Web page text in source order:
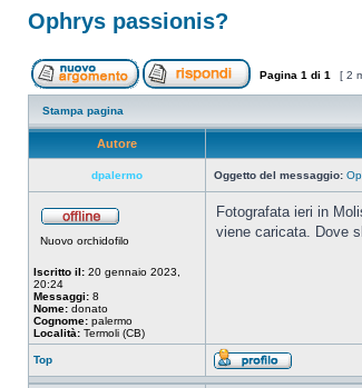
Ophrys passionis?
Pagina 1 di 1 [ 2
Stampa pagina
Autore
dpalermo Oggetto del messaggio:
Nuovo orchidofilo
Iscritto il: 20 gennaio 2023,
20:24
Messaggi: 8
Nome: donato
Cognome: palermo
Località: Termoli (CB)
Fotografata ieri in
viene caricata. Dove
Top